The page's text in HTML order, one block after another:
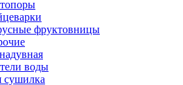
фруктовницы
воды
сушилка